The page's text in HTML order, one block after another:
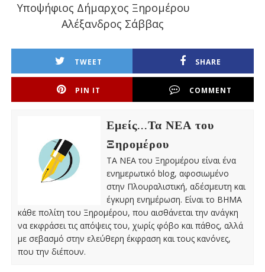
Υποψήφιος Δήμαρχος Ξηρομέρου
Αλέξανδρος Σάββας
TWEET SHARE
PIN IT COMMENT
Εμείς...Τα ΝΕΑ του
Ξηρομέρου
ΤΑ ΝΕΑ του Ξηρομέρου είναι ένα
ενημερωτικό blog, αφοσιωμένο
στην Πλουραλιστική, αδέσμευτη και
έγκυρη ενημέρωση. Είναι το ΒΗΜΑ
κάθε πολίτη του Ξηρομέρου, που αισθάνεται την ανάγκη
να εκφράσει τις απόψεις του, χωρίς φόβο και πάθος, αλλά
με σεβασμό στην ελεύθερη έκφραση και τους κανόνες,
που την διέπουν.